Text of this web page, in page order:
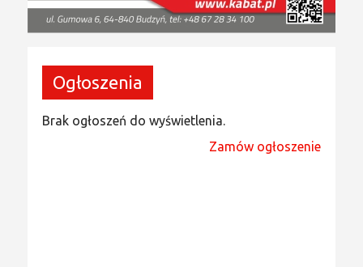
Ogłoszenia
Brak ogłoszeń do wyświetlenia.
Zamów ogłoszenie